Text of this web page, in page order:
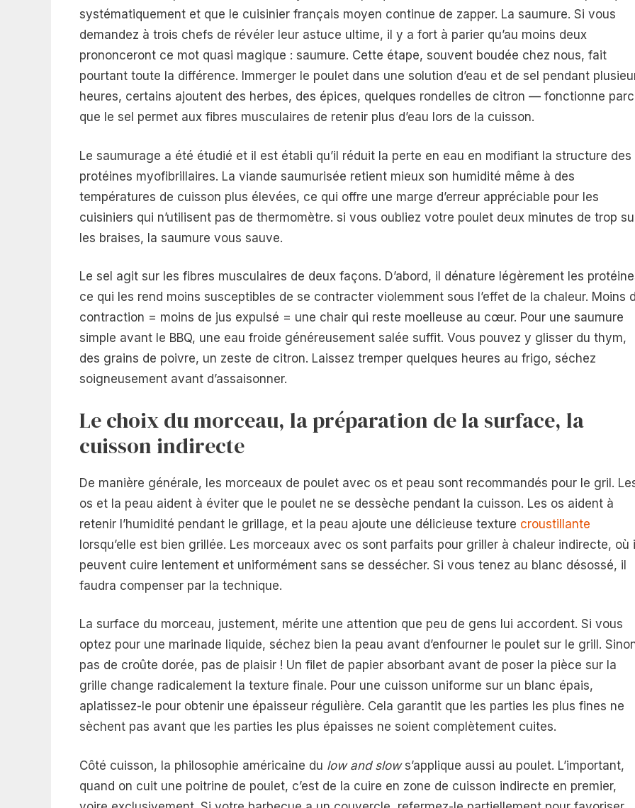
systématiquement et que le cuisinier français moyen continue de zapper. La saumure. Si vous
demandez à trois chefs de révéler leur astuce ultime, il y a fort à parier qu’au moins deux
prononceront ce mot quasi magique : saumure. Cette étape, souvent boudée chez nous, fait
pourtant toute la différence. Immerger le poulet dans une solution d’eau et de sel pendant
heures, certains ajoutent des herbes, des épices, quelques rondelles de citron — fonctionne
que le sel permet aux fibres musculaires de retenir plus d’eau lors de la cuisson.
Le saumurage a été étudié et il est établi qu’il réduit la perte en eau en modifiant la structure des
protéines myofibrillaires. La viande saumurisée retient mieux son humidité même à des
températures de cuisson plus élevées, ce qui offre une marge d’erreur appréciable pour les
cuisiniers qui n’utilisent pas de thermomètre. si vous oubliez votre poulet deux minutes de trop
les braises, la saumure vous sauve.
Le sel agit sur les fibres musculaires de deux façons. D’abord, il dénature légèrement les
ce qui les rend moins susceptibles de se contracter violemment sous l’effet de la chaleur. Moins
contraction = moins de jus expulsé = une chair qui reste moelleuse au cœur. Pour une saumure
simple avant le BBQ, une eau froide généreusement salée suffit. Vous pouvez y glisser du thym,
des grains de poivre, un zeste de citron. Laissez tremper quelques heures au frigo, séchez
soigneusement avant d’assaisonner.
Le choix du morceau, la préparation de la surface, la
cuisson indirecte
De manière générale, les morceaux de poulet avec os et peau sont recommandés pour le gril.
os et la peau aident à éviter que le poulet ne se dessèche pendant la cuisson. Les os aident à
retenir l’humidité pendant le grillage, et la peau ajoute une délicieuse texture croustillante
lorsqu’elle est bien grillée. Les morceaux avec os sont parfaits pour griller à chaleur indirecte, où
peuvent cuire lentement et uniformément sans se dessécher. Si vous tenez au blanc désossé, il
faudra compenser par la technique.
La surface du morceau, justement, mérite une attention que peu de gens lui accordent. Si vous
optez pour une marinade liquide, séchez bien la peau avant d’enfourner le poulet sur le grill.
pas de croûte dorée, pas de plaisir ! Un filet de papier absorbant avant de poser la pièce sur la
grille change radicalement la texture finale. Pour une cuisson uniforme sur un blanc épais,
aplatissez-le pour obtenir une épaisseur régulière. Cela garantit que les parties les plus fines ne
sèchent pas avant que les parties les plus épaisses ne soient complètement cuites.
Côté cuisson, la philosophie américaine du low and slows’applique aussi au poulet. L’important,
quand on cuit une poitrine de poulet, c’est de la cuire en zone de cuisson indirecte en premier,